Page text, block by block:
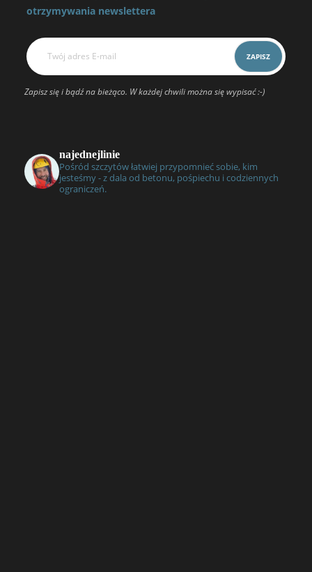
otrzymywania newslettera
Zapisz się i bądź na bieżąco. W każdej chwili można się wypisać :-)
najednejlinie
Pośród szczytów łatwiej przypomnieć sobie, kim
jesteśmy - z dala od betonu, pośpiechu i codziennych
ograniczeń.